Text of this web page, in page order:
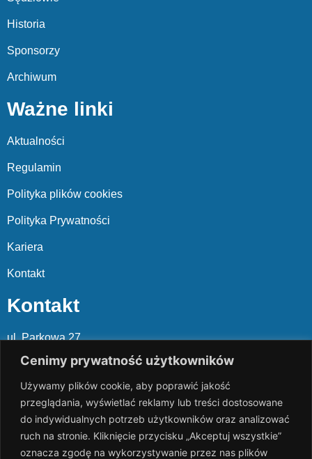
Cenimy prywatność użytkowników
Używamy plików cookie, aby poprawić jakość
przeglądania, wyświetlać reklamy lub treści dostosowane
do indywidualnych potrzeb użytkowników oraz analizować
ruch na stronie. Kliknięcie przycisku „Akceptuj wszystkie”
oznacza zgodę na wykorzystywanie przez nas plików
Historia
Sponsorzy
Archiwum
Ważne linki
Aktualności
Regulamin
Polityka plików cookies
Polityka Prywatności
Kariera
Kontakt
Kontakt
ul. Parkowa 27
05-120 Legionowo
Mail: slalp@slalp.com.pl
Telefon: 732 86 6 667 | 731 466 667
KRS 0000289744
NIP 536-183-07-25